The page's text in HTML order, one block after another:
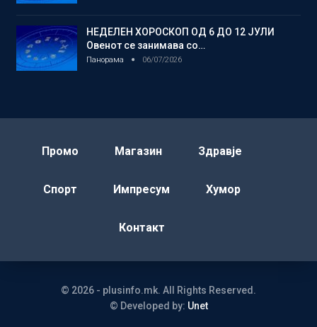
НЕДЕЛЕН ХОРОСКОП ОД 6 ДО 12 ЈУЛИ
Овенот се занимава со…
Панорама 06/07/2026
Промо Магазин Здравје
Спорт Импресум Хумор
Контакт
© 2026 - plusinfo.mk. All Rights Reserved.
© Developed by: Unet